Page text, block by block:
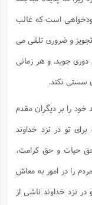
است که غالب
و ضرورى تلقى مى
دورى جوید. و هر زمانى
سستى نکند.
خود را بر دیگران مقدم
تو در نزد خداوند
حیات و حق کرامت،
را در امور به معاش
نزد خداوند ناشى از